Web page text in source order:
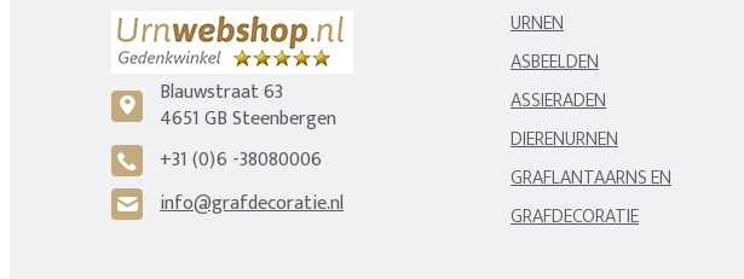
c
Blauwstraat 63
4651 GB Steenbergen
A +31 (0)6 -38080006
H info@grafdecoratie.nl
URNEN
ASBEELDEN
ASSIERADEN
DIERENURNEN
GRAFLANTAARNS EN
GRAFDECORATIE